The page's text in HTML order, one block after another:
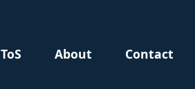
ToS About Contact